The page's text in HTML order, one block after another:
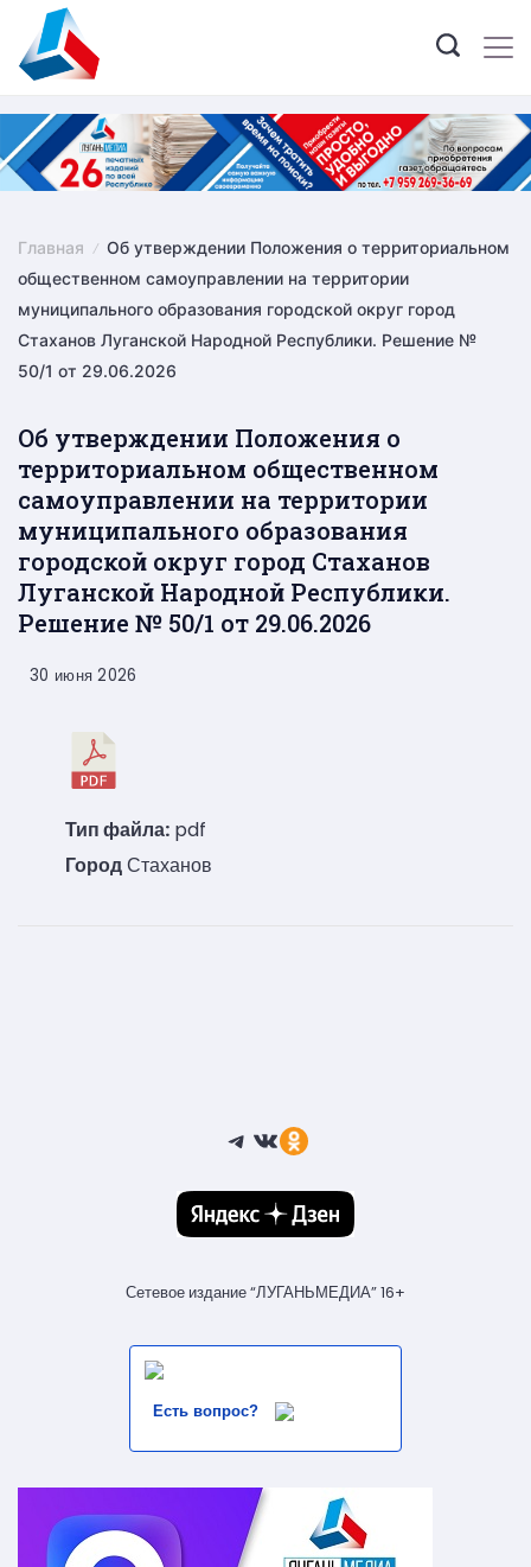
content
Главная
Об утверждении Положения о территориальном
общественном самоуправлении на территории
муниципального образования городской округ город
Стаханов Луганской Народной Республики. Решение №
50/1 от 29.06.2026
Об утверждении Положения о
территориальном общественном
самоуправлении на территории
муниципального образования
городской округ город Стаханов
Луганской Народной Республики.
Решение № 50/1 от 29.06.2026
30 июня 2026
Тип файла: pdf
ГородСтаханов
Telegram
ВКонтакте
Ссылка
Сетевое издание “ЛУГАНЬМЕДИА” 16+
Есть вопрос?